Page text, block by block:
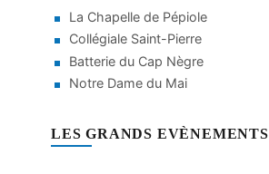
La Chapelle de Pépiole
Collégiale Saint-Pierre
Batterie du Cap Nègre
Notre Dame du Mai
LES GRANDS EVÈNEMENTS